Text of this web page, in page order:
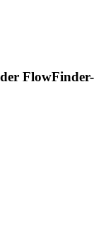
FlowFinder-